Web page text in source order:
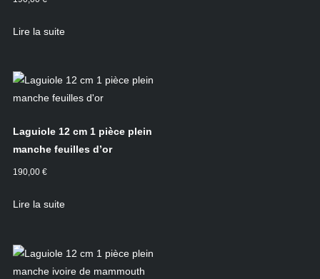
Lire la suite
Laguiole 12 cm 1 pièce plein
manche feuilles d’or
190,00 €
Lire la suite